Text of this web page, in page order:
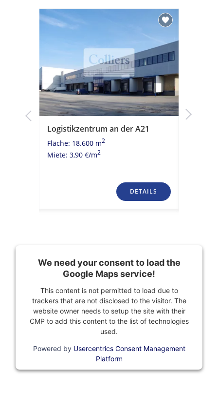
Logistikzentrum an der A21
Fläche: 18.600 m2
Miete: 3,90 €/m2
DETAILS
We need your consent to load the
Google Maps service!
This content is not permitted to load due to
trackers that are not disclosed to the visitor. The
website owner needs to setup the site with their
CMP to add this content to the list of technologies
used.
Powered by Usercentrics Consent Management
Platform